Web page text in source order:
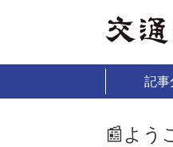
記
📰よう